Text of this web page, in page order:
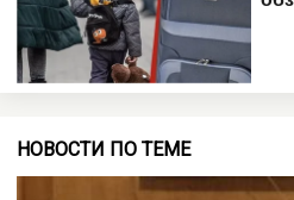
НОВОСТИ ПО ТЕМЕ